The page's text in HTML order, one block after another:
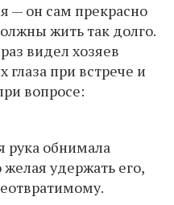
— он сам прекрасно
жить так долго.
видел хозяев
глаза при встрече и
вопросе:
рука обнимала
удержать его,